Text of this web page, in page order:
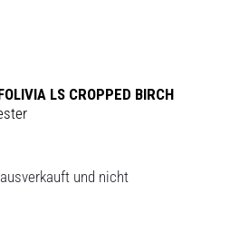
LS CROPPED BIRCH
und nicht